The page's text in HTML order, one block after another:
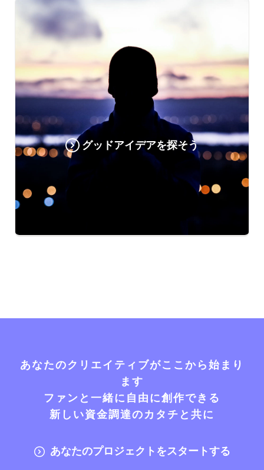
グッドアイデアを探そう
あなたのクリエイティブがここから始まり
ます
ファンと一緒に自由に創作できる
新しい資金調達のカタチと共に
あなたのプロジェクトをスタートする